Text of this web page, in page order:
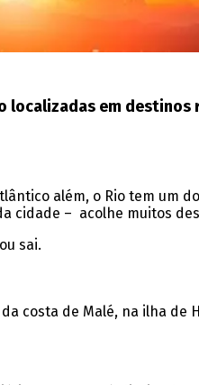
localizadas em destinos
além, o Rio tem um
– acolhe muitos
sai.
costa de Malé, na ilha